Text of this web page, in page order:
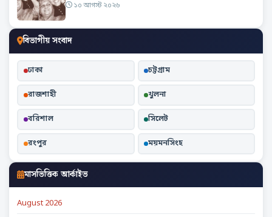
১০ আগস্ট ২০২৬
বিভাগীয় সংবাদ
ঢাকা চট্টগ্রাম
রাজশাহী খুলনা
বরিশাল সিলেট
রংপুর ময়মনসিংহ
মাসভিত্তিক আর্কাইভ
August 2026